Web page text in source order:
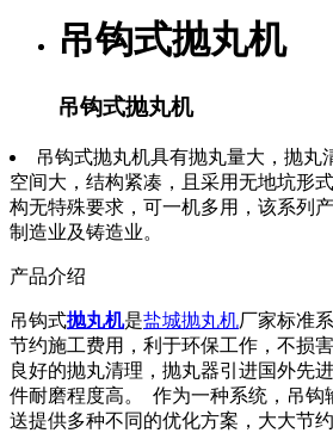
吊钩式抛丸机
吊钩式抛丸机
吊钩式抛丸机具有抛丸量大，抛丸
空间大，结构紧凑，且采用无地坑形
构无特殊要求，可一机多用，该系列
制造业及铸造业。
产品介绍
吊钩式抛丸机是盐城抛丸机厂家标准
节约施工费用，利于环保工作，不损
良好的抛丸清理，抛丸器引进国外先
件耐磨程度高。 作为一种系统，吊钩
送提供多种不同的优化方案，大大节